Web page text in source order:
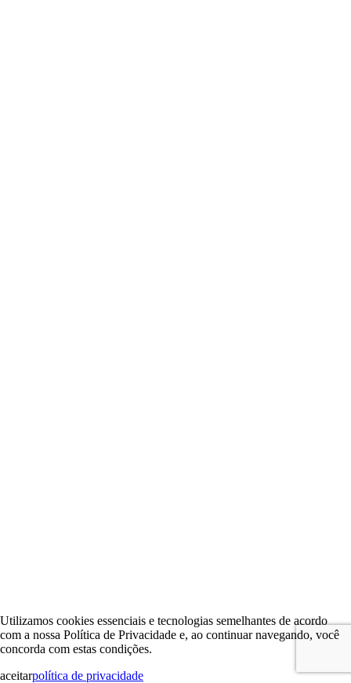
Utilizamos cookies essenciais e tecnologias semelhantes de acordo
com a nossa Política de Privacidade e, ao continuar navegando, você
concorda com estas condições.
aceitarpolítica de privacidade